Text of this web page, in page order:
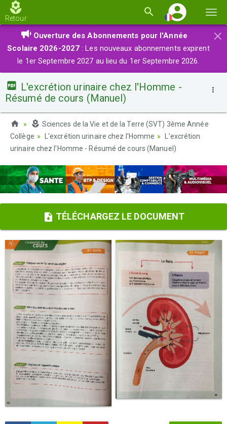
la
Retour
×
Ouverture des Abonnements pour l'Année
Scolaire 2026-2027 : Les nouveaux abonnements expirent
le 1er Septembre 2027 au lieu du 1er Septembre 2026.
L'excrétion urinaire chez l'Homme -
Résumé de cours (Manuel)
Sciences de la Vie et de la Terre (SVT) 3ème Année
Collège
L'excrétion urinaire chez l'Homme
L'excrétion
urinaire chez l'Homme - Résumé de cours (Manuel)
TÉLÉCHARGEZ LE DOCUMENT